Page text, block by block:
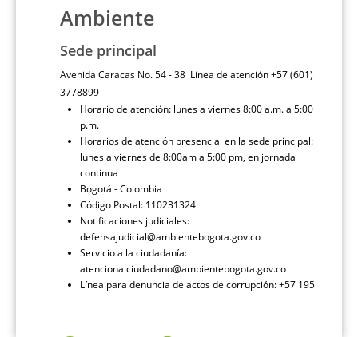
Ambiente
Sede principal
Avenida Caracas No. 54 - 38 Línea de atención +57 (601)
3778899
Horario de atención: lunes a viernes 8:00 a.m. a 5:00
p.m.
Horarios de atención presencial en la sede principal:
lunes a viernes de 8:00am a 5:00 pm, en jornada
continua
Bogotá - Colombia
Código Postal: 110231324
Notificaciones judiciales:
defensajudicial@ambientebogota.gov.co
Servicio a la ciudadanía:
atencionalciudadano@ambientebogota.gov.co
Línea para denuncia de actos de corrupción: +57 195